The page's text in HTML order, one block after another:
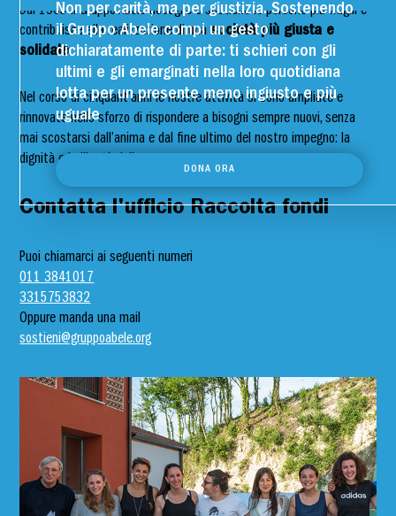
Non per carità, ma per giustizia. Sostenendo
il Gruppo Abele compi un gesto
dichiaratamente di parte: ti schieri con gli
ultimi e gli emarginati nella loro quotidiana
lotta per un presente meno ingiusto e più
uguale
DONA ORA
Dal 1965 il Gruppo Abele accoglie e sostiene le persone più fragili e
contribuisce alla realizzazione di unasocietà più giusta e
solidale.
Nel corso di cinquant’anni le nostre attività si sono ampliate e
rinnovate nello sforzo di rispondere a bisogni sempre nuovi, senza
mai scostarsi dall’anima e dal fine ultimo del nostro impegno: la
dignità e la libertà delle persone.
Contatta l'ufficio Raccolta fondi
Puoi chiamarci ai seguenti numeri
011 3841017
3315753832
Oppure manda una mail
sostieni@gruppoabele.org